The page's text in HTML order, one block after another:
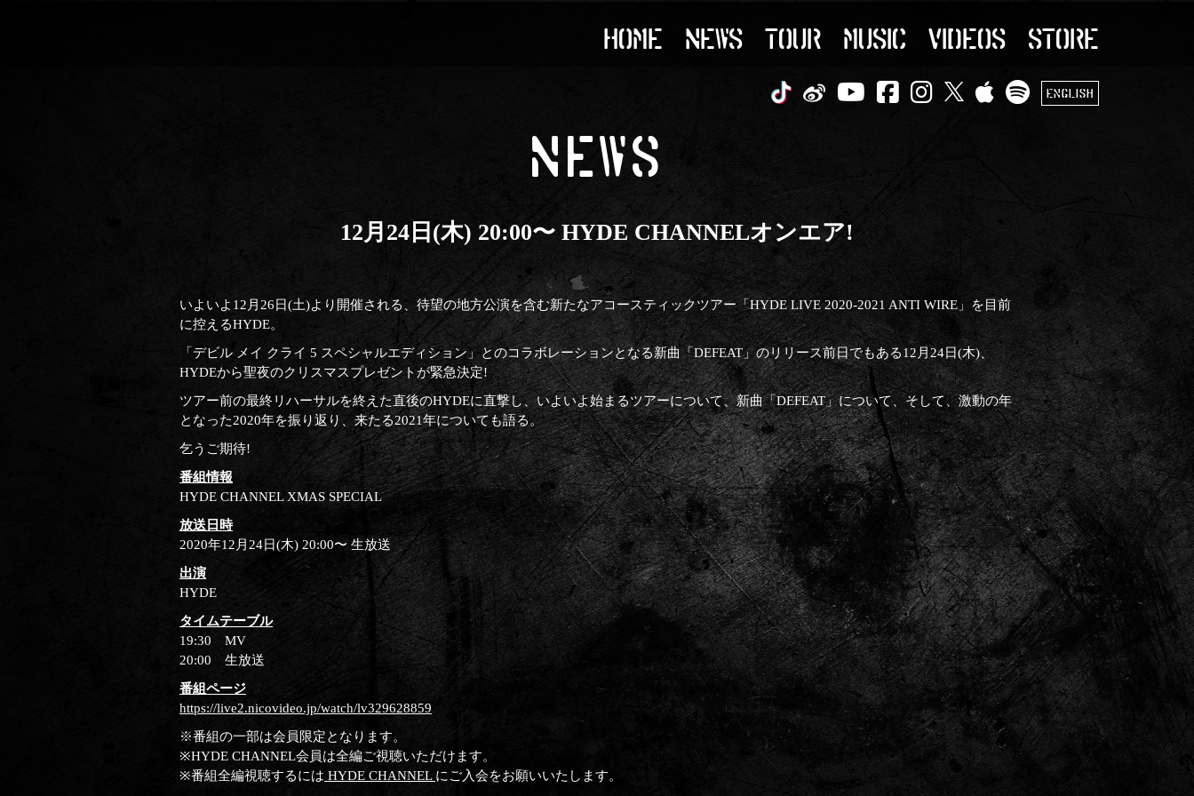
HOME NEWS TOUR MUSIC VIDEOS STORE
ENGLISH
NEWS
12月24日(木) 20:00〜 HYDE CHANNELオンエア!
いよいよ12月26日(土)より開催される、待望の地方公演を含む新たなアコースティックツアー「HYDE LIVE 2020-2021 ANTI WIRE」を目前
に控えるHYDE。
「デビル メイ クライ 5 スペシャルエディション」とのコラボレーションとなる新曲「DEFEAT」のリリース前日でもある12月24日(木)、
HYDEから聖夜のクリスマスプレゼントが緊急決定!
ツアー前の最終リハーサルを終えた直後のHYDEに直撃し、いよいよ始まるツアーについて、新曲「DEFEAT」について、そして、激動の年
となった2020年を振り返り、来たる2021年についても語る。
乞うご期待!
番組情報
HYDE CHANNEL XMAS SPECIAL
放送日時
2020年12月24日(木) 20:00〜 生放送
出演
HYDE
タイムテーブル
19:30 MV
20:00 生放送
番組ページ
https://live2.nicovideo.jp/watch/lv329628859
※番組の一部は会員限定となります。
※HYDE CHANNEL会員は全編ご視聴いただけます。
※番組全編視聴するには HYDE CHANNEL にご入会をお願いいたします。